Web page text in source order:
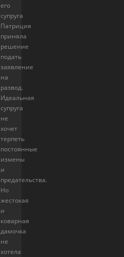
его
супруга
Патриция
приняла
решение
подать
заявление
на
развод.
Идеальная
супруга
не
хочет
терпеть
постоянные
измены
и
предательства.
Но
жестокая
и
коварная
дамочка
не
хотела